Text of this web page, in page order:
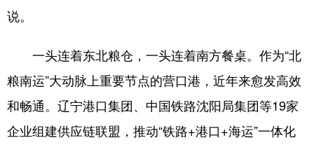
说。
一头连着东北粮仓，一头连着南方餐桌。作为“北
粮南运”大动脉上重要节点的营口港，近年来愈发高效
和畅通。辽宁港口集团、中国铁路沈阳局集团等19家
企业组建供应链联盟，推动“铁路+港口+海运”一体化